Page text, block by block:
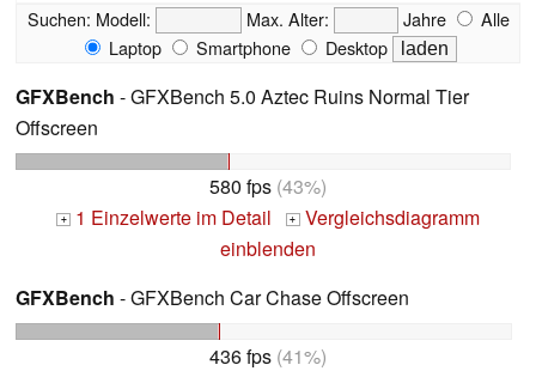
Suchen: Modell: Max. Alter: Jahre
Alle
Laptop
Smartphone Desktop
GFXBench - GFXBench 5.0 Aztec Ruins Normal Tier
Offscreen
580 fps (43%)
+ 1 Einzelwerte im Detail + Vergleichsdiagramm
einblenden
GFXBench - GFXBench Car Chase Offscreen
436 fps (41%)